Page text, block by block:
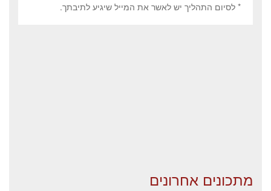
* לסיום התהליך יש לאשר את המייל שיגיע לתיבתך.
מתכונים אחרונים